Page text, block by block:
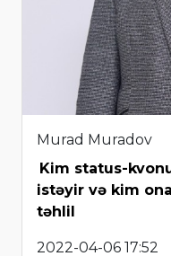
Murad Muradov
Kim status-
istəyir və kim
təhlil
2022-04-06 17:52